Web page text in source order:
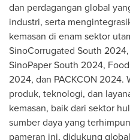
dan perdagangan global
industri, serta
kemasan di enam sektor
SinoCorrugated South
SinoPaper South 2024,
2024, dan PACKCON 2024.
produk, teknologi, dan
kemasan, baik dari sektor
sumber daya yang
pameran ini, didukung